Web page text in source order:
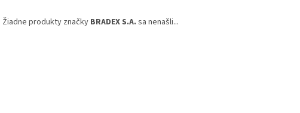
Žiadne produkty značky BRADEX S.A. sa nenašli...